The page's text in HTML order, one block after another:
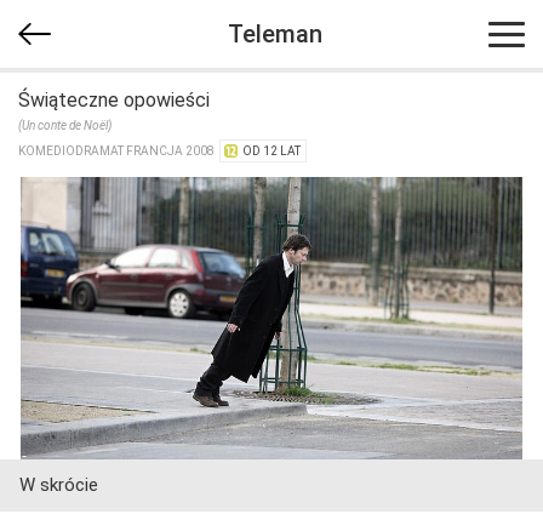
Teleman
Świąteczne opowieści
(Un conte de Noël)
KOMEDIODRAMAT FRANCJA 2008
OD 12 LAT
W skrócie